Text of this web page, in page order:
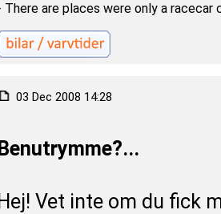
There are places were only a racecar
03 Dec 2008 14:28
Benutrymme?...
Hej! Vet inte om du fick